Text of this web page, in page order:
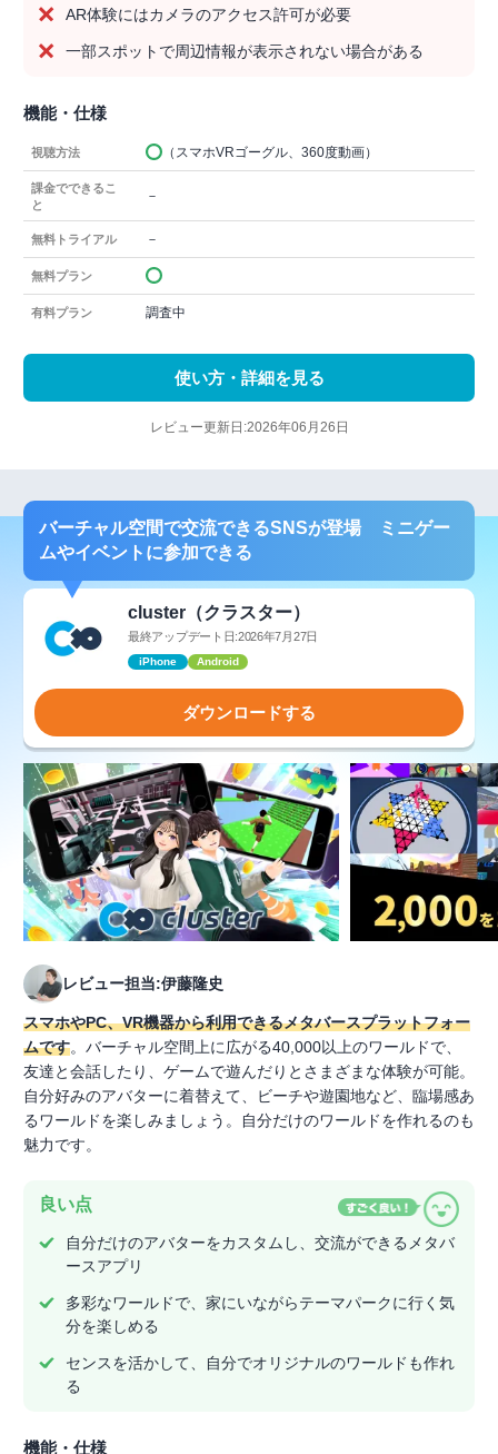
AR体験にはカメラのアクセス許可が必要
一部スポットで周辺情報が表示されない場合がある
機能・仕様
視聴方法 （スマホVRゴーグル、360度動画）
課金でできるこ
と
－
無料トライアル －
無料プラン
有料プラン 調査中
使い方・詳細を見る
レビュー更新日:2026年06月26日
バーチャル空間で交流できるSNSが登場 ミニゲー
ムやイベントに参加できる
cluster（クラスター）
最終アップデート日:2026年7月27日
iPhone Android
ダウンロードする
レビュー担当:伊藤隆史
スマホやPC、VR機器から利用できるメタバースプラットフォー
ムです。バーチャル空間上に広がる40,000以上のワールドで、
友達と会話したり、ゲームで遊んだりとさまざまな体験が可能。
自分好みのアバターに着替えて、ビーチや遊園地など、臨場感あ
るワールドを楽しみましょう。自分だけのワールドを作れるのも
魅力です。
良い点
自分だけのアバターをカスタムし、交流ができるメタバ
ースアプリ
多彩なワールドで、家にいながらテーマパークに行く気
分を楽しめる
センスを活かして、自分でオリジナルのワールドも作れ
る
機能・仕様